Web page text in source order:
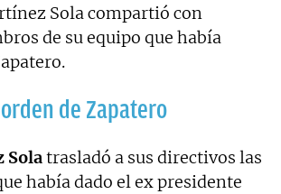
Sola compartió con
de su equipo que había
de Zapatero
Solatrasladó a sus directivos las
había dado el ex presidente